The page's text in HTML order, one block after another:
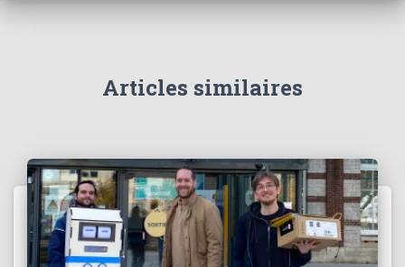
Articles similaires